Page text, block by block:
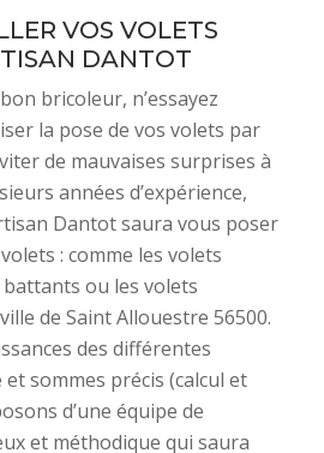
VOS VOLETS
DANTOT
bricoleur, n’essayez
la pose de vos volets par
de mauvaises surprises à
années d’expérience,
Dantot saura vous poser
: comme les volets
ou les volets
de Saint Allouestre 56500.
des différentes
sommes précis (calcul et
d’une équipe de
et méthodique qui saura